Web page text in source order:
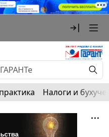
Налоги и